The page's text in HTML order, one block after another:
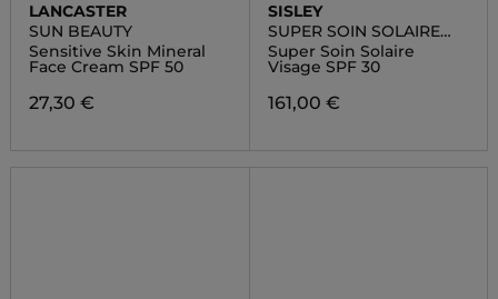
LANCASTER
SUN BEAUTY
Sensitive Skin Mineral
Face Cream SPF 50
27,30 €
SISLEY
SUPER SOIN SOLAIRE
VISAGE SPF 30
Super Soin Solaire
Visage SPF 30
161,00 €